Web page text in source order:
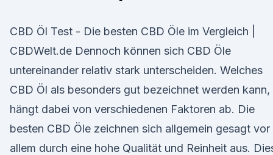
CBD Öl Test - Die besten CBD Öle im Vergleich |
CBDWelt.de Dennoch können sich CBD Öle
untereinander relativ stark unterscheiden. Welches
CBD Öl als besonders gut bezeichnet werden kann,
hängt dabei von verschiedenen Faktoren ab. Die
besten CBD Öle zeichnen sich allgemein gesagt vor
allem durch eine hohe Qualität und Reinheit aus.